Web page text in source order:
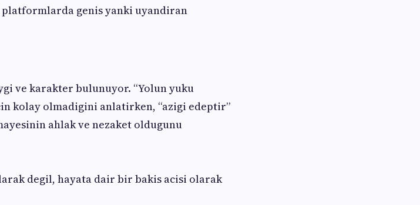
genis yanki uyandiran
ve karakter bulunuyor. “Yolun yuku
kolay olmadigini anlatirken, “azigi edeptir”
ahlak ve nezaket oldugunu
degil, hayata dair bir bakis acisi olarak